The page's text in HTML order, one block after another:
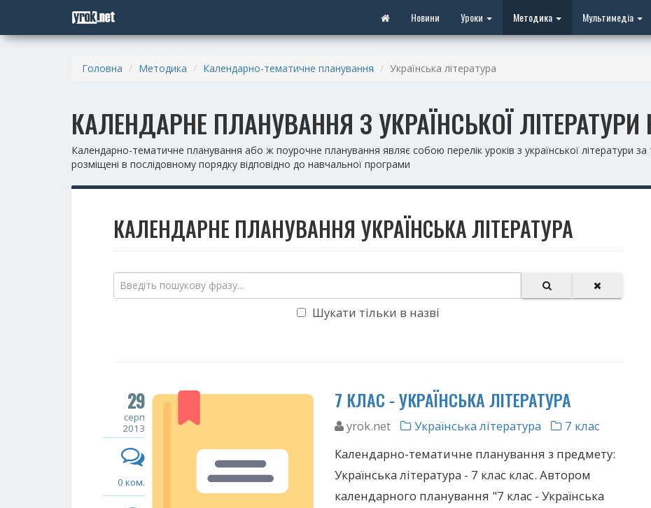
Новини Уроки Методика Мультимедіа
Головна Методика Календарно-тематичне планування Українська література
КАЛЕНДАРНЕ ПЛАНУВАННЯ З УКРАЇНСЬКОЇ
Календарно-тематичне планування або ж поурочне планування являє собою перелік уроків з української літератури
розміщені в послідовному порядку відповідно до навчальної програми
КАЛЕНДАРНЕ ПЛАНУВАННЯ УКРАЇНСЬКА ЛІТЕРАТУРА
Шукати тільки в назві
29
серп
2013
0 ком.
7 КЛАС - УКРАЇНСЬКА ЛІТЕРАТУРА
yrok.net Українська література
7 клас
Календарно-тематичне планування з предмету:
Українська література - 7 клас клас. Автором
календарного планування "7 клас - Українська